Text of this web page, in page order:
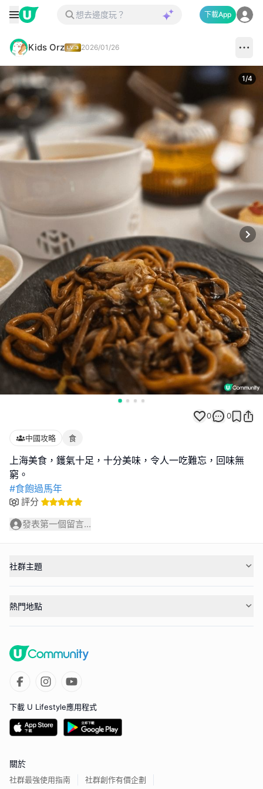
下載App
Kids Orz 2026/01/26
1/4
0 0
中國攻略 食
上海美食，鑊氣十足，十分美味，令人一吃難忘，回味無
#食飽過馬年
評分
發表第一個留言...
社群主題
熱門地點
下載 U Lifestyle應用程式
關於
社群最強使用指南 社群創作有價企劃